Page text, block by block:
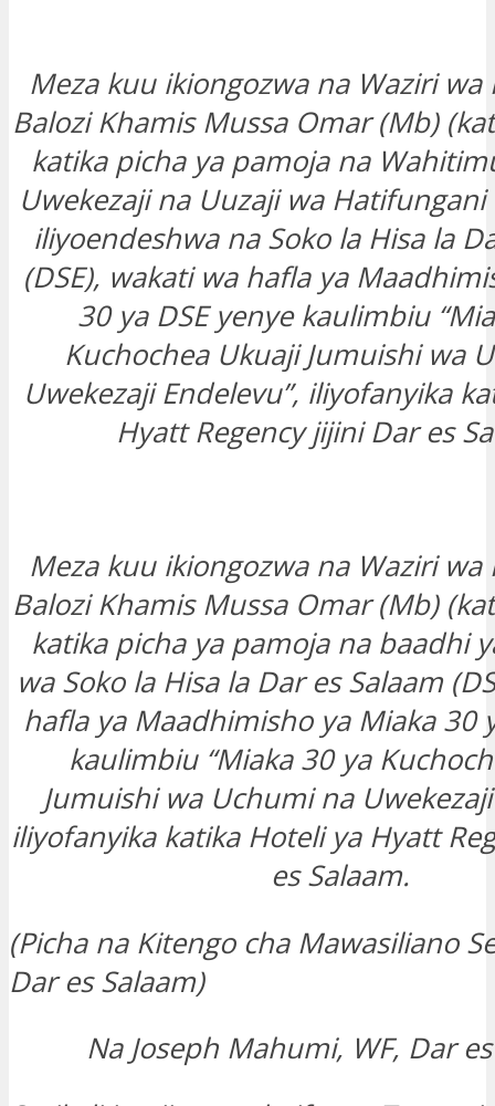
Meza kuu ikiongozwa na Waziri wa
Balozi Khamis Mussa Omar (Mb)
katika picha ya pamoja na
Uwekezaji na Uuzaji wa Hatifungani
iliyoendeshwa na Soko la Hisa la
(DSE), wakati wa hafla ya
30 ya DSE yenye kaulimbiu
Kuchochea Ukuaji Jumuishi wa
Uwekezaji Endelevu”, iliyofanyika
Hyatt Regency jijini Dar es
Meza kuu ikiongozwa na Waziri wa
Balozi Khamis Mussa Omar (Mb)
katika picha ya pamoja na baadhi
wa Soko la Hisa la Dar es Salaam
hafla ya Maadhimisho ya Miaka 30
kaulimbiu “Miaka 30 ya
Jumuishi wa Uchumi na
iliyofanyika katika Hoteli ya Hyatt
es Salaam.
(Picha na Kitengo cha Mawasiliano
Dar es Salaam)
Na Joseph Mahumi, WF, Dar